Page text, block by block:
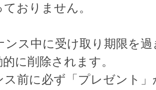
おりません。
ンス中に受け取り期限を
的に削除されます。
ス前に必ず「プレゼント